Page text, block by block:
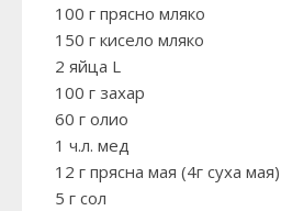
100 г прясно мляко
150 г кисело мляко
2 яйца L
100 г захар
60 г олио
1 ч.л. мед
12 г прясна мая (4г суха мая)
5 г сол